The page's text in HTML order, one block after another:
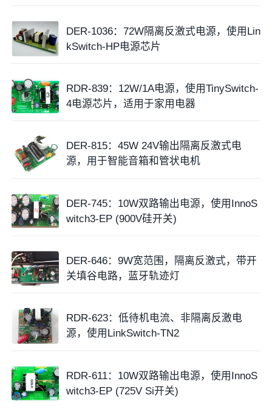
DER-1036：72W隔离反激式电源，使用Lin
kSwitch-HP电源芯片
RDR-839：12W/1A电源，使用TinySwitch-
4电源芯片，适用于家用电器
DER-815：45W 24V输出隔离反激式电
源，用于智能音箱和管状电机
DER-745：10W双路输出电源，使用InnoS
witch3-EP (900V硅开关)
DER-646：9W宽范围，隔离反激式，带开
关填谷电路，蓝牙轨迹灯
RDR-623：低待机电流、非隔离反激电
源，使用LinkSwitch-TN2
RDR-611：10W双路输出电源，使用InnoS
witch3-EP (725V Si开关)